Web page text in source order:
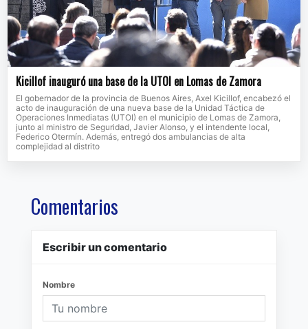
Kicillof inauguró una base de la UTOI en Lomas de Zamora
El gobernador de la provincia de Buenos Aires, Axel Kicillof, encabezó el
acto de inauguración de una nueva base de la Unidad Táctica de
Operaciones Inmediatas (UTOI) en el municipio de Lomas de Zamora,
junto al ministro de Seguridad, Javier Alonso, y el intendente local,
Federico Otermín. Además, entregó dos ambulancias de alta
complejidad al distrito
Comentarios
Escribir un comentario
Nombre